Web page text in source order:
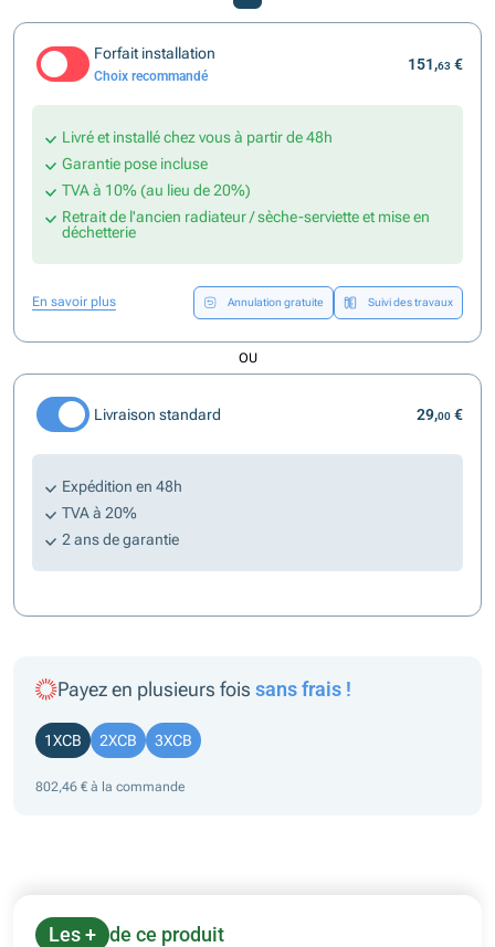
Forfait installation
Choix recommandé
151,63 €
Livré et installé chez vous à partir de 48h
Garantie pose incluse
TVA à 10% (au lieu de 20%)
Retrait de l'ancien radiateur / sèche-serviette et mise en
déchetterie
En savoir plus Annulation gratuite Suivi des travaux
OU
Livraison standard 29,00 €
Expédition en 48h
TVA à 20%
2 ans de garantie
Payez en plusieurs fois sans frais !
1XCB 2XCB 3XCB
802,46 € à la commande
Les + de ce produit